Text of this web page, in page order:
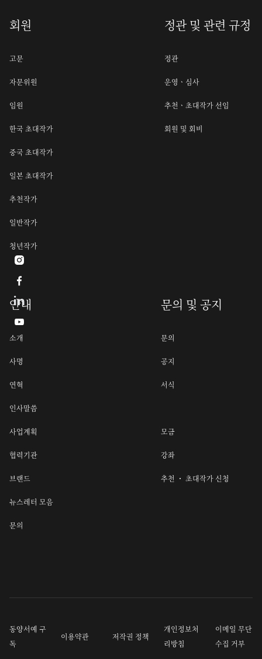
회원
고문
자문위원
임원
한국 초대작가
중국 초대작가
일본 초대작가
추천작가
일반작가
청년작가
정관 및 관련 규정
정관
운영ㆍ심사
추천ㆍ초대작가 선임
회원 및 회비
안내
소개
사명
연혁
인사말씀
사업계획
협력기관
브랜드
뉴스레터 모음
문의
문의 및 공지
문의
공지
서식
모금
강좌
추천 ・ 초대작가 신청
동양서예 구
독
이용약관 저작권 정책
개인정보처
리방침
이메일 무단
수집 거부


